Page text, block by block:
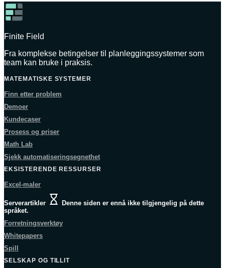
Finite Field
Fra komplekse betingelser til planleggingssystemer som
team kan bruke i praksis.
MATEMATISKE SYSTEMER
Finn etter problem
Demoer
Kundecaser
Prosess og priser
Math Lab
Sjekk automatiseringsegnethet
EKSISTERENDE RESSURSER
Excel-maler
Serverartikler
Denne siden er ennå ikke tilgjengelig på dette
språket.
Forretningsverktøy
Whitepapers
Spill
SELSKAP OG TILLIT